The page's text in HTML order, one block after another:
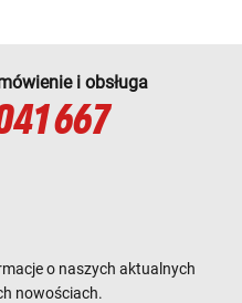
i obsługa
667
o naszych aktualnych
nowościach.